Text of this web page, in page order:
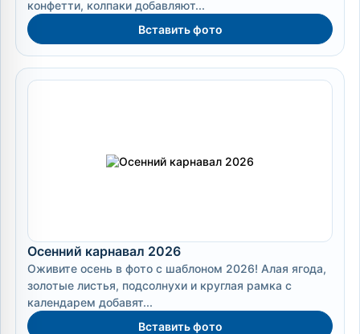
конфетти, колпаки добавляют...
Вставить фото
Осенний карнавал 2026
Оживите осень в фото с шаблоном 2026! Алая ягода,
золотые листья, подсолнухи и круглая рамка с
календарем добавят...
Вставить фото